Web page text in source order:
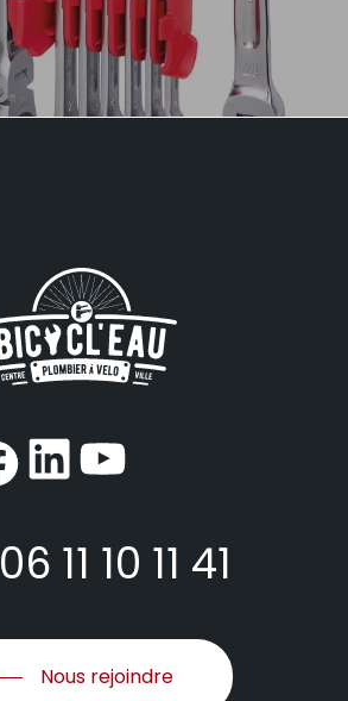
https://
#
06 11 10 11 41
Nous rejoindre